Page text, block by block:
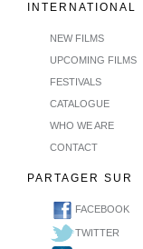
INTERNATIONAL
NEW FILMS
UPCOMING FILMS
FESTIVALS
CATALOGUE
WHO WE ARE
CONTACT
PARTAGER SUR
FACEBOOK
TWITTER